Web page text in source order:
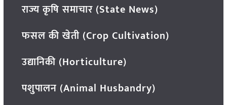
राज्य कृषि समाचार (State News)
फसल की खेती (Crop Cultivation)
उद्यानिकी (Horticulture)
पशुपालन (Animal Husbandry)